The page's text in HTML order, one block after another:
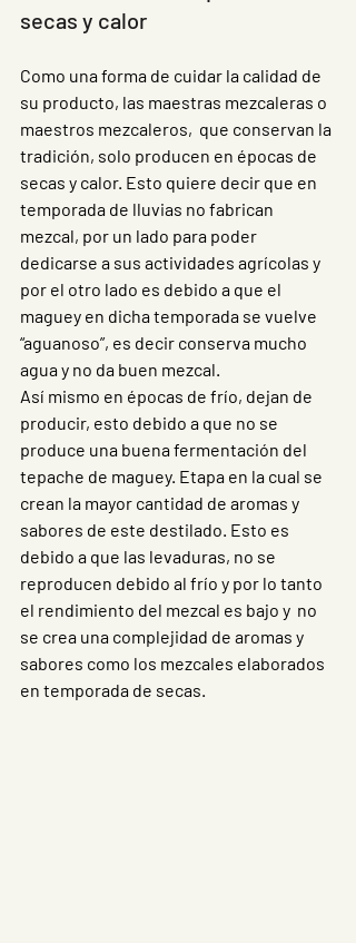
secas y calor
Como una forma de cuidar la calidad de
su producto, las maestras mezcaleras o
maestros mezcaleros,  que conservan la
tradición, solo producen en épocas de
secas y calor. Esto quiere decir que en
temporada de lluvias no fabrican
mezcal, por un lado para poder
dedicarse a sus actividades agrícolas y
por el otro lado es debido a que el
maguey en dicha temporada se vuelve
“aguanoso”, es decir conserva mucho
agua y no da buen mezcal.
Así mismo en épocas de frío, dejan de
producir, esto debido a que no se
produce una buena fermentación del
tepache de maguey. Etapa en la cual se
crean la mayor cantidad de aromas y
sabores de este destilado. Esto es
debido a que las levaduras, no se
reproducen debido al frío y por lo tanto
el rendimiento del mezcal es bajo y  no
se crea una complejidad de aromas y
sabores como los mezcales elaborados
en temporada de secas.